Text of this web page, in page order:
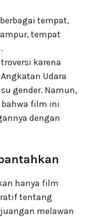
tempat,
tempat
karena
Udara
gender. Namun,
film ini
dengan
hanya film
tentang
melawan